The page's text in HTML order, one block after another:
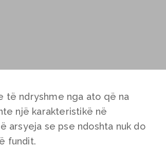
të ndryshme nga ato që na
një karakteristikë në
arsyeja se pse ndoshta nuk do
fundit.